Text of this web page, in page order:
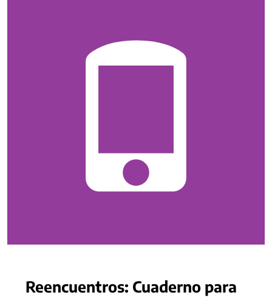
Reencuentros: Cuaderno para